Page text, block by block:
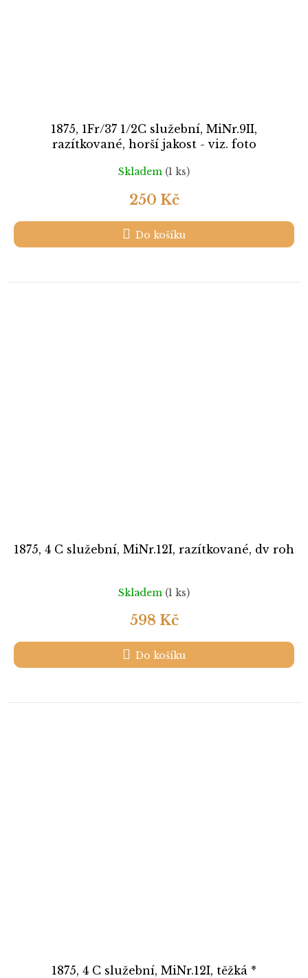
1875, 1Fr/37 1/2C služební, MiNr.9II,
razítkované, horší jakost - viz. foto
Skladem (1 ks)
250 Kč
Do košíku
1875, 4 C služební, MiNr.12I, razítkované, dv roh
Skladem (1 ks)
598 Kč
Do košíku
1875, 4 C služební, MiNr.12I, těžká *